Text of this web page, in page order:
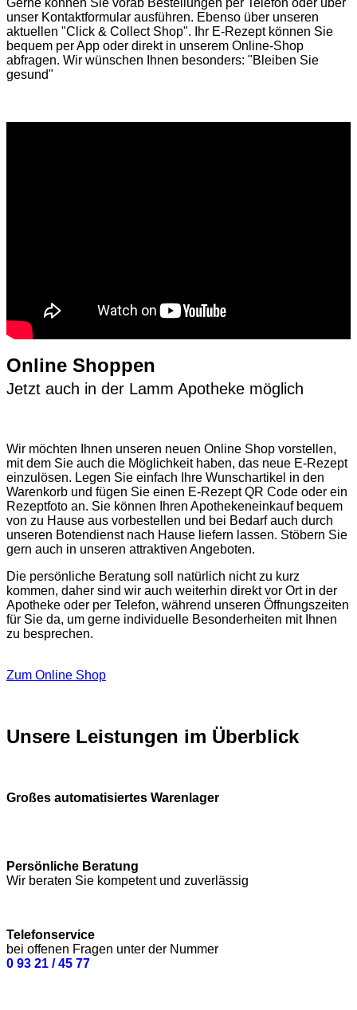
unser Kontaktformular ausführen. Ebenso über unseren
aktuellen "Click & Collect Shop". Ihr E-Rezept können Sie
bequem per App oder direkt in unserem Online-Shop
abfragen. Wir wünschen Ihnen besonders: "Bleiben Sie
gesund"
Online Shoppen
Jetzt auch in der Lamm Apotheke möglich
Wir möchten Ihnen unseren neuen Online Shop vorstellen,
mit dem Sie auch die Möglichkeit haben, das neue E-Rezept
einzulösen. Legen Sie einfach Ihre Wunschartikel in den
Warenkorb und fügen Sie einen E-Rezept QR Code oder ein
Rezeptfoto an. Sie können Ihren Apothekeneinkauf bequem
von zu Hause aus vorbestellen und bei Bedarf auch durch
unseren Botendienst nach Hause liefern lassen. Stöbern Sie
gern auch in unseren attraktiven Angeboten.
Die persönliche Beratung soll natürlich nicht zu kurz
kommen, daher sind wir auch weiterhin direkt vor Ort in der
Apotheke oder per Telefon, während unseren Öffnungszeiten
für Sie da, um gerne individuelle Besonderheiten mit Ihnen
zu besprechen.
Zum Online Shop
Unsere Leistungen im Überblick
Großes automatisiertes Warenlager
Persönliche Beratung
Wir beraten Sie kompetent und zuverlässig
Telefonservice
bei offenen Fragen unter der Nummer
0 93 21 / 45 77